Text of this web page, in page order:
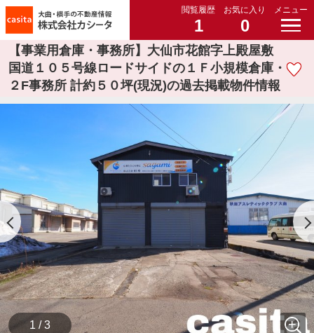
閲覧履歴
1
お気に入り
0
メニュー
【事業用倉庫・事務所】大仙市花館字上殿屋敷
国道１０５号線ロードサイドの１Ｆ小規模倉庫・
２F事務所 計約５０坪(現況)の過去掲載物件情報
1 / 3